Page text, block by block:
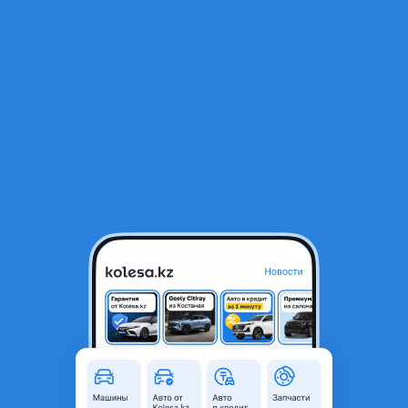
Тормозной диск Супорт передний левый правый задний
Алматы, Алматинская